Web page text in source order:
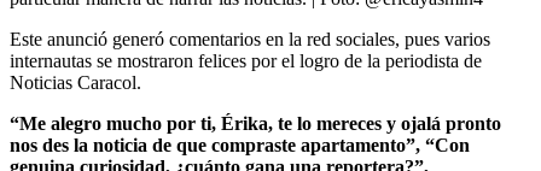
Este anunció generó comentarios en la red sociales, pues varios
internautas se mostraron felices por el logro de la periodista de
Noticias Caracol.
“Me alegro mucho por ti, Érika, te lo mereces y ojalá pronto
nos des la noticia de que compraste apartamento”, “Con
genuina curiosidad, ¿cuánto gana una reportera?”,